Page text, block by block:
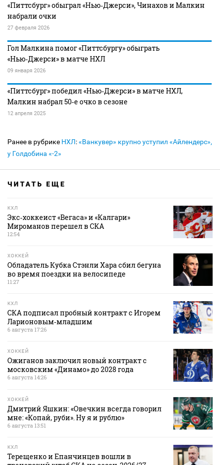
«Питтсбург» обыграл «Нью‑Джерси», Чинахов и Малкин
набрали очки
27 февраля 2026
Гол Малкина помог «Питтсбургу» обыграть
«Нью‑Джерси» в матче НХЛ
09 января 2026
«Питтсбург» победил «Нью‑Джерси» в матче НХЛ,
Малкин набрал 50‑е очко в сезоне
12 апреля 2025
Ранее в рубрике НХЛ:«Ванкувер» крупно уступил «Айлендерс»,
у Голдобина «-2»
ЧИТАТЬ ЕЩЕ
КХЛ
Экс‑хоккеист «Вегаса» и «Калгари»
Мироманов перешел в СКА
12:54
ХОККЕЙ
Обладатель Кубка Стэнли Хара сбил бегуна
во время поездки на велосипеде
11:27
КХЛ
СКА подписал пробный контракт с Игорем
Ларионовым‑младшим
6 августа 17:26
ХОККЕЙ
Ожиганов заключил новый контракт с
московским «Динамо» до 2028 года
6 августа 14:26
ХОККЕЙ
Дмитрий Яшкин: «Овечкин всегда говорил
мне: «Копай, руби». Ну я и рублю»
6 августа 13:51
КХЛ
Терещенко и Епанчинцев вошли в